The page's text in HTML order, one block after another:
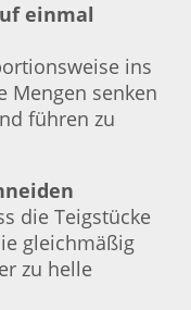
einmal
ins
Mengen senken
führen zu
die Teigstücke
gleichmäßig
zu helle